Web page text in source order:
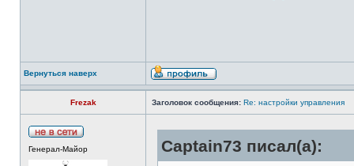
Вернуться наверх
Frezak Заголовок сообщения: Re: настройки управления
Генерал-Майор Captain73 писал(а):